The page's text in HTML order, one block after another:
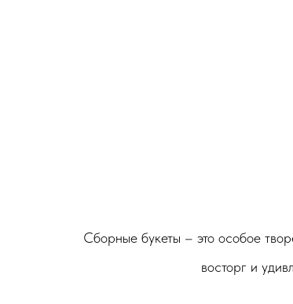
Сборные букеты – это особое
восторг и